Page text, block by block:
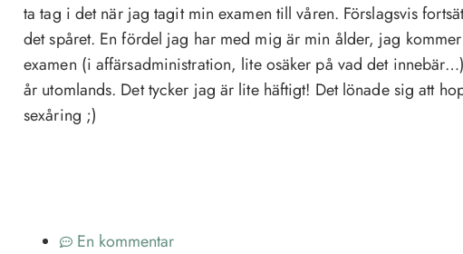
ta tag i det när jag tagit min examen till våren. Förslagsvis
det spåret. En fördel jag har med mig är min ålder, jag
examen (i affärsadministration, lite osäker på vad det
år utomlands. Det tycker jag är lite häftigt! Det lönade sig att
sexåring ;)
En kommentar